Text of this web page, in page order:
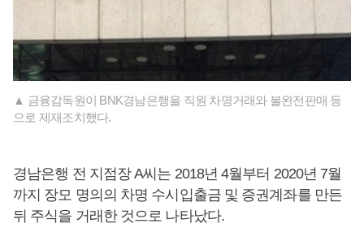
▲ 금융감독원이 BNK경남은행을 직원 차명거래와 불완전판매 등
으로 제재조치했다.
경남은행 전 지점장 A씨는 2018년 4월부터 2020년 7월
까지 장모 명의의 차명 수시입출금 및 증권계좌를 만든
뒤 주식을 거래한 것으로 나타났다.